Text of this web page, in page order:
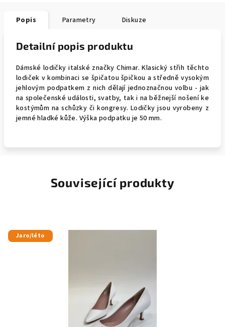
Popis Parametry Diskuze
Detailní popis produktu
Dámské lodičky italské značky Chimar. Klasický střih těchto
lodiček v kombinaci se špičatou špičkou a středně vysokým
jehlovým podpatkem z nich dělají jednoznačnou volbu - jak
na společenské události, svatby, tak i na běžnejší nošení ke
kostýmům na schůzky či kongresy. Lodičky jsou vyrobeny z
jemné hladké kůže. Výška podpatku je 50 mm.
Související produkty
Jaro/léto